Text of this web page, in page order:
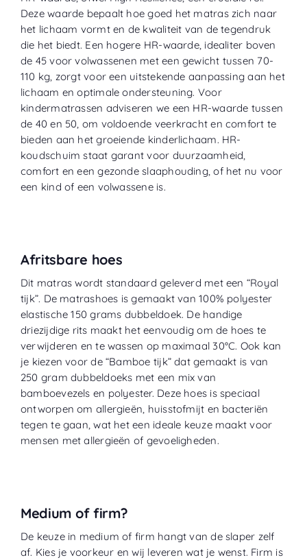
Deze waarde bepaalt hoe goed het matras zich naar
het lichaam vormt en de kwaliteit van de tegendruk
die het biedt. Een hogere HR-waarde, idealiter boven
de 45 voor volwassenen met een gewicht tussen 70-
110 kg, zorgt voor een uitstekende aanpassing aan het
lichaam en optimale ondersteuning. Voor
kindermatrassen adviseren we een HR-waarde tussen
de 40 en 50, om voldoende veerkracht en comfort te
bieden aan het groeiende kinderlichaam. HR-
koudschuim staat garant voor duurzaamheid,
comfort en een gezonde slaaphouding, of het nu voor
een kind of een volwassene is.
Afritsbare hoes
Dit matras wordt standaard geleverd met een “Royal
tijk”. De matrashoes is gemaakt van 100% polyester
elastische 150 grams dubbeldoek. De handige
driezijdige rits maakt het eenvoudig om de hoes te
verwijderen en te wassen op maximaal 30°C. Ook kan
je kiezen voor de “Bamboe tijk” dat gemaakt is van
250 gram dubbeldoeks met een mix van
bamboevezels en polyester. Deze hoes is speciaal
ontworpen om allergieën, huisstofmijt en bacteriën
tegen te gaan, wat het een ideale keuze maakt voor
mensen met allergieën of gevoeligheden.
Medium of firm?
De keuze in medium of firm hangt van de slaper zelf
af. Kies je voorkeur en wij leveren wat je wenst. Firm is